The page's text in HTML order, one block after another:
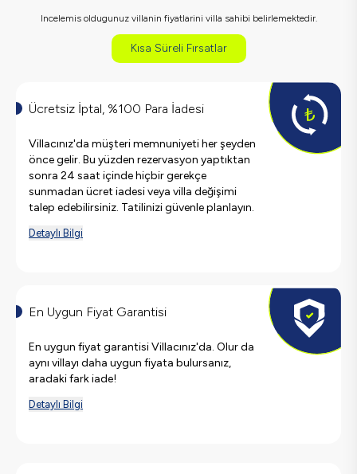
Incelemis oldugunuz villanin fiyatlarini villa sahibi belirlemektedir.
Kısa Süreli Fırsatlar
Ücretsiz İptal, %100 Para İadesi
Villacınız'da müşteri memnuniyeti her şeyden
önce gelir. Bu yüzden rezervasyon yaptıktan
sonra 24 saat içinde hiçbir gerekçe
sunmadan ücret iadesi veya villa değişimi
talep edebilirsiniz. Tatilinizi güvenle planlayın.
Detaylı Bilgi
En Uygun Fiyat Garantisi
En uygun fiyat garantisi Villacınız'da. Olur da
aynı villayı daha uygun fiyata bulursanız,
aradaki fark iade!
Detaylı Bilgi